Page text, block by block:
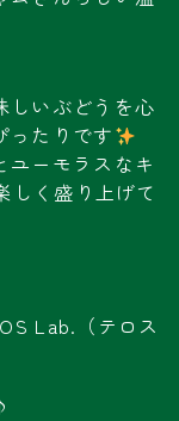
しいぶどうを心
ったりです
ユーモラスなキ
しく盛り上げて
Lab.（テロス